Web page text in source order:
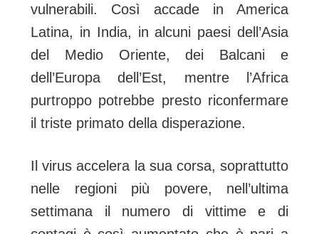
vulnerabili. Così accade in America
Latina, in India, in alcuni paesi dell’Asia
del Medio Oriente, dei Balcani e
dell’Europa dell’Est, mentre l’Africa
purtroppo potrebbe presto riconfermare
il triste primato della disperazione.
Il virus accelera la sua corsa, soprattutto
nelle regioni più povere, nell’ultima
settimana il numero di vittime e di